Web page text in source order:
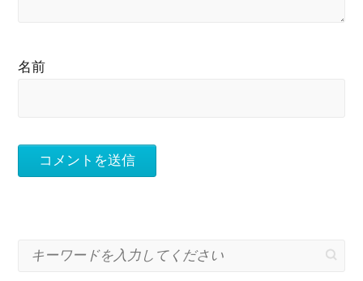
名前
キーワードを入力してください